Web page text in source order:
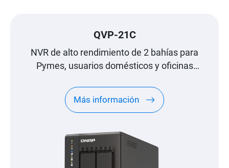
QVP-21C
NVR de alto rendimiento de 2 bahías para
Pymes, usuarios domésticos y oficinas
Más información